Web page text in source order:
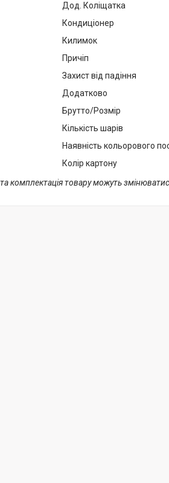
Дод. Коліщатка
Кондиціонер
Килимок
Причіп
Захист від падіння
Додатково
Брутто/Розмір
Кількість шарів
Наявність кольорового
Колір картону
комплектація товару можуть